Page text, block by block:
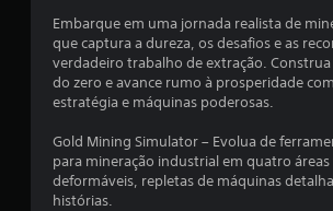
Embarque em uma jornada realista de
que captura a dureza, os desafios e as
verdadeiro trabalho de extração. Construa
do zero e avance rumo à prosperidade
estratégia e máquinas poderosas.
Gold Mining Simulator – Evolua de
para mineração industrial em quatro
deformáveis, repletas de máquinas
histórias.